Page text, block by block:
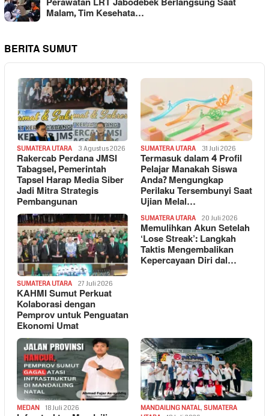
Malam, Tim Kesehata…
BERITA SUMUT
SUMATERA UTARA 3 Agustus 2026
Rakercab Perdana JMSI
Tabagsel, Pemerintah
Tapsel Harap Media Siber
Jadi Mitra Strategis
Pembangunan
SUMATERA UTARA 31 Juli 2026
Termasuk dalam 4 Profil
Pelajar Manakah Siswa
Anda? Mengungkap
Perilaku Tersembunyi Saat
Ujian Melal…
SUMATERA UTARA 27 Juli 2026
KAHMI Sumut Perkuat
Kolaborasi dengan
Pemprov untuk Penguatan
Ekonomi Umat
SUMATERA UTARA 20 Juli 2026
Memulihkan Akun Setelah
‘Lose Streak’: Langkah
Taktis Mengembalikan
Kepercayaan Diri dal…
MEDAN 18 Juli 2026 MANDAILING NATAL, SUMATERA